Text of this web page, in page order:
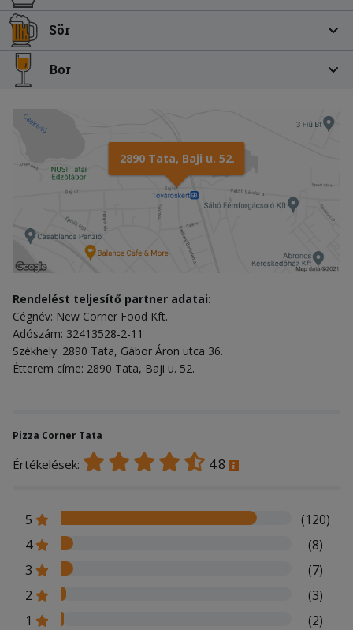
Sör
Bor
2890 Tata, Baji u. 52.
Rendelést teljesítő partner adatai:
Cégnév: New Corner Food Kft.
Adószám: 32413528-2-11
Székhely: 2890 Tata, Gábor Áron utca 36.
Étterem címe: 2890 Tata, Baji u. 52.
Pizza Corner Tata
Értékelések: 4.8
5
(120)
4
(8)
3
(7)
2
(3)
1
(2)